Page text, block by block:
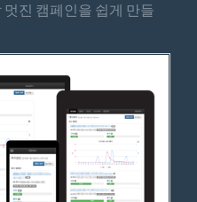
진 캠페인을 쉽게 만들